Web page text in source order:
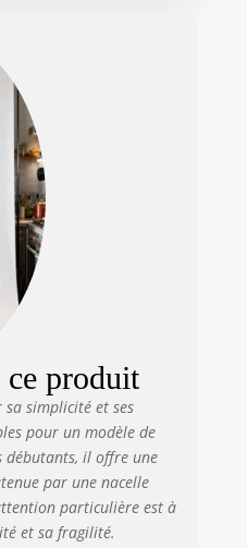
une stabilité
séquences
écran.
de 38 km/h
moteurs sans
la puissance
décollage à
jusqu’à 4
outre, la portée
peut atteindre
Création
une autonomie
parmi
batterie (31
(62 min) ou
min)[3]. Dites
liée à la
d’utilisation et
prend en
atterrissage
au point de
par
stable et
produit
sa simplicité et ses
pour un modèle de
il offre une
par une nacelle
particulière est à
et sa fragilité.